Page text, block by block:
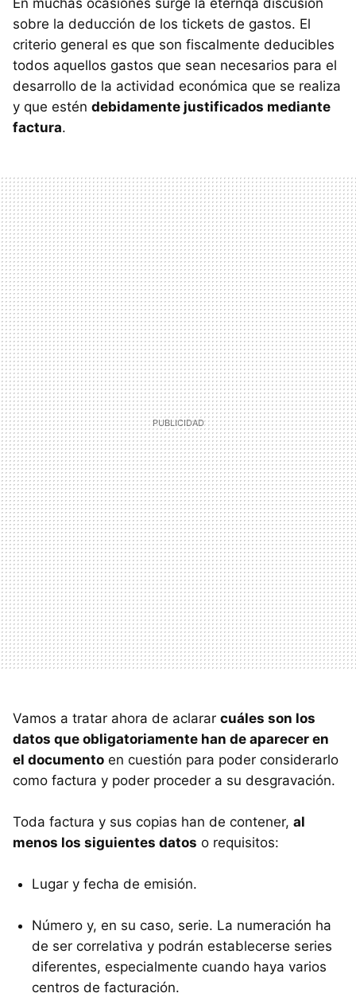
En muchas ocasiones surge la eternqa discusión
sobre la deducción de los tickets de gastos. El
criterio general es que son fiscalmente deducibles
todos aquellos gastos que sean necesarios para el
desarrollo de la actividad económica que se realiza
y que estén debidamente justificados mediante
factura.
Vamos a tratar ahora de aclarar cuáles son los
datos que obligatoriamente han de aparecer en
el documento en cuestión para poder considerarlo
como factura y poder proceder a su desgravación.
Toda factura y sus copias han de contener, al
menos los siguientes datos o requisitos:
Lugar y fecha de emisión.
Número y, en su caso, serie. La numeración ha
de ser correlativa y podrán establecerse series
diferentes, especialmente cuando haya varios
centros de facturación.